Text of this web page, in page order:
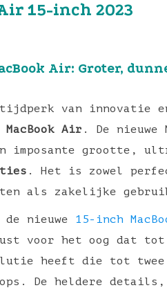
15-inch 2023
Air: Groter,
tijdperk van innovatie
Air . De
imposante grootte,
. Het is zowel
als zakelijke
nieuwe 15-inch
voor het oog dat
heeft die tot
De heldere